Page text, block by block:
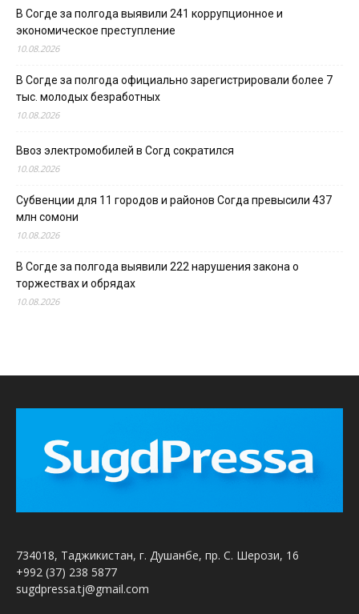
В Согде за полгода выявили 241 коррупционное и
экономическое преступление
10.08.2026
В Согде за полгода официально зарегистрировали более 7
тыс. молодых безработных
10.08.2026
Ввоз электромобилей в Согд сократился
10.08.2026
Субвенции для 11 городов и районов Согда превысили 437
млн сомони
10.08.2026
В Согде за полгода выявили 222 нарушения закона о
торжествах и обрядах
10.08.2026
734018, Таджикистан, г. Душанбе, пр. С. Шерози, 16
+992 (37) 238 5877
sugdpressa.tj@gmail.com